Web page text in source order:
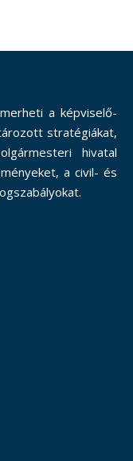
a képviselő-
stratégiákat,
hivatal
a civil- és